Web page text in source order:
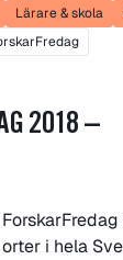
Lärare & skola
2018 –
i hela